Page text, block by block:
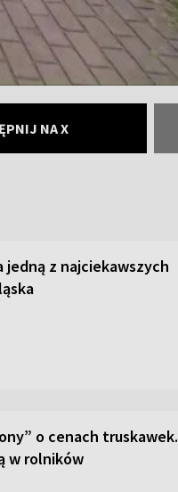
NA X
jedną z najciekawszych
o cenach truskawek.
w rolników